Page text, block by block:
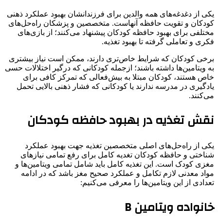
یکی از دغدغه‌های همه‌ والدین برای فرزندانشان بهبود عملکرد ذهنی
کودکان و تقویت حافظه‌ آنهاست. متخصصین و پزشکان راه‌حل‌های
مختلفی برای بهبود حافظه کودکان پیشنهاد می‌کنند؛ از بازی‌های
فکری و تعاملی گرفته تا بهبود تغذیه.
برخی کودکان که شرایط خاص‌تری دارند، ممکن است نیاز بیشتری
به ویتامین‌ها داشته باشند؛ ازجمله کودکانی که درگیر اختلالات حسی
خاص هستند، کودکان مبتلا به بیش‌فعالی که تمرکز کافی برای
یادگیری در مدرسه ندارند یا کودکانی که فشار ذهنی بالایی تحمل
می‌کنند.
نقش تغذیه در بهبود حافظه‌ کودکان
یکی از راه‌حل‌های اصلی متخصصین تغذیه جهت بهبود عملکرد
شناختی و حافظه‎‌ کودکان تغدیه‌ کامل برای رفع تمامی نیازهای
مغزی کودک است. این تغذیه‌ کامل باید شامل تمامی ویتامین‌ها و
مواد معدنی لازم تکامل و عملکرد صحیح مغز باشد که در ادامه
تعدادی از این ویتامین‌ها را معرفی می‌کنیم:
‌خانواده‌ ویتامین B